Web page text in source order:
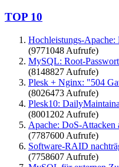
TOP 10
Hochleistungs-Apache:
(9771048 Aufrufe)
MySQL: Root-Passwort
(8148827 Aufrufe)
Plesk + Nginx: "504
(8026473 Aufrufe)
Plesk10:
(8001202 Aufrufe)
Apache: DoS-Attacken
(7787600 Aufrufe)
Software-RAID
(7758607 Aufrufe)